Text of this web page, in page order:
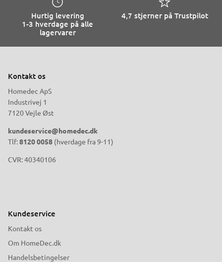
Hurtig levering
1-3 hverdage på alle
lagervarer
4,7 stjerner på Trustpilot
Kontakt os
Homedec ApS
Industrivej 1
7120 Vejle Øst
kundeservice@homedec.dk
Tlf:8120 0058 (hverdage fra 9-11)
CVR: 40340106
Kundeservice
Kontakt os
Om HomeDec.dk
Handelsbetingelser